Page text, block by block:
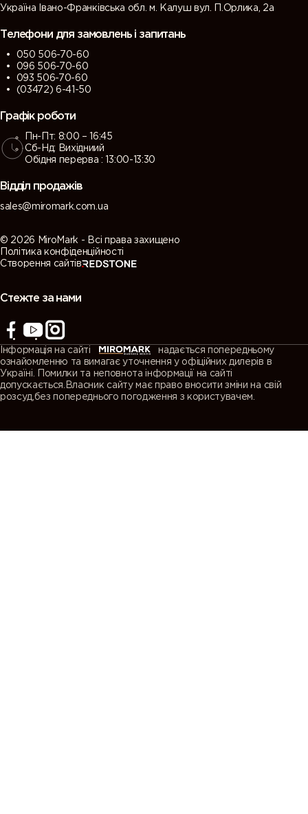
Україна Івано-Франківська обл. м. Калуш вул. П.Орлика, 2а
Телефони для замовлень і запитань
050 506-70-60
096 506-70-60
093 506-70-60
(03472) 6-41-50
Графік роботи
Пн-Пт: 8:00 – 16:45
Сб-Нд: Вихідниий
Обідня перерва : 13:00-13:30
Відділ продажів
sales@miromark.com.ua
© 2026 MiroMark - Всі права захищено
Політика конфіденційності
Створення сайтів
Стежте за нами
Інформація на сайті
надається попередньому
ознайомленню та вимагає уточнення у офіційних дилерів в
Україні. Помилки та неповнота інформації на сайті
допускається.Власник сайту має право вносити зміни на свій
розсуд,без попереднього погодження з користувачем.